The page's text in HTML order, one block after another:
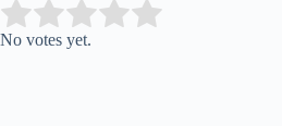
Rate this item:
No votes yet.